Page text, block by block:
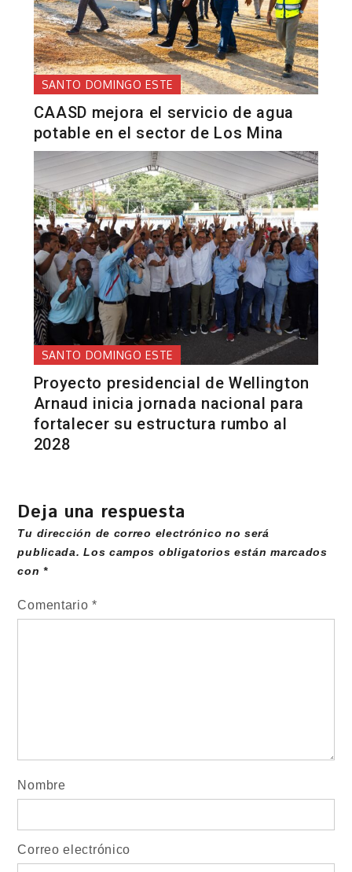
SANTO DOMINGO ESTE
CAASD mejora el servicio de agua
potable en el sector de Los Mina
SANTO DOMINGO ESTE
Proyecto presidencial de Wellington
Arnaud inicia jornada nacional para
fortalecer su estructura rumbo al
2028
Deja una respuesta
Tu dirección de correo electrónico no será
publicada. Los campos obligatorios están marcados
con*
Comentario*
Nombre
Correo electrónico